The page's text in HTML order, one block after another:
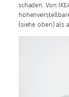
schaden. Von
(siehe oben) als